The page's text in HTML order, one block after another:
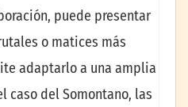
puede presentar
o matices más
adaptarlo a una amplia
caso del Somontano, las